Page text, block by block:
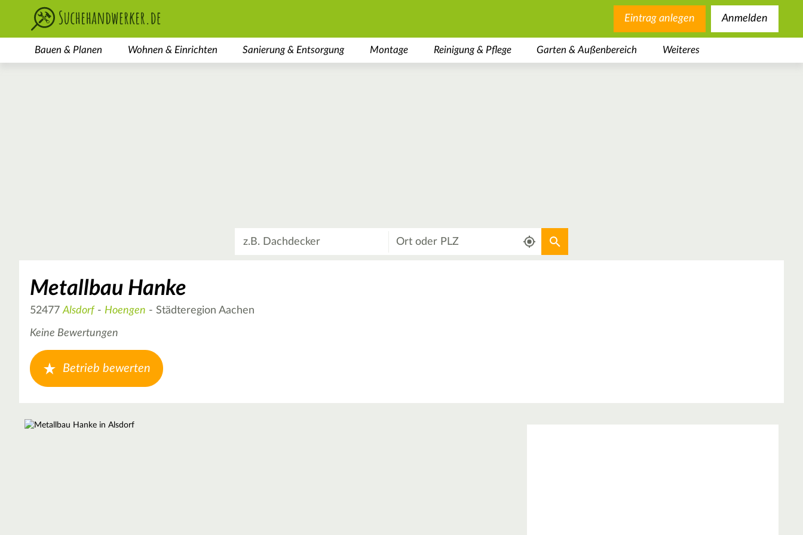
Eintrag anlegen Anmelden
Bauen & Planen Wohnen & Einrichten Sanierung & Entsorgung Montage Reinigung & Pflege Garten & Außenbereich Weiteres
Aktuellen Standort verwenden
Metallbau Hanke
52477Alsdorf - Hoengen - Städteregion Aachen
Keine Bewertungen
Betrieb bewerten